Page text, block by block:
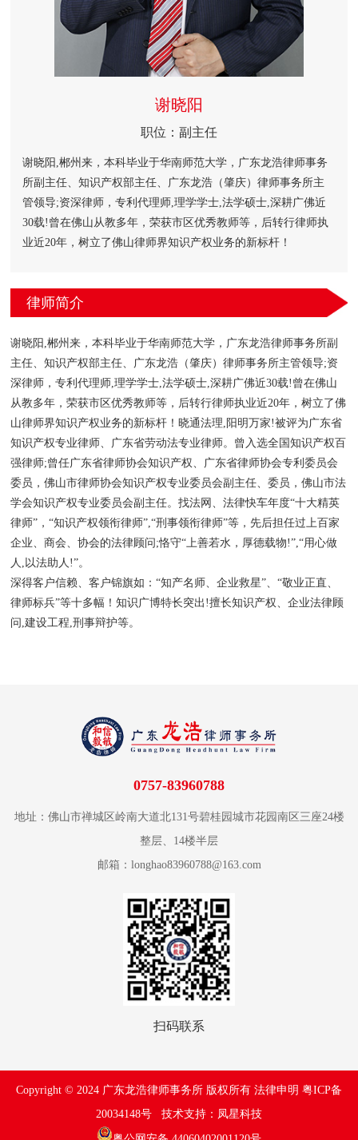
谢晓阳
职位：副主任
谢晓阳,郴州来，本科毕业于华南师范大学，广东龙浩律师事务
所副主任、知识产权部主任、广东龙浩（肇庆）律师事务所主
管领导;资深律师，专利代理师,理学学士,法学硕士,深耕广佛近
30载!曾在佛山从教多年，荣获市区优秀教师等，后转行律师执
业近20年，树立了佛山律师界知识产权业务的新标杆！
律师简介
谢晓阳,郴州来，本科毕业于华南师范大学，广东龙浩律师事务所副
主任、知识产权部主任、广东龙浩（肇庆）律师事务所主管领导;资
深律师，专利代理师,理学学士,法学硕士,深耕广佛近30载!曾在佛山
从教多年，荣获市区优秀教师等，后转行律师执业近20年，树立了佛
山律师界知识产权业务的新标杆！晓通法理,阳明万家!被评为广东省
知识产权专业律师、广东省劳动法专业律师。曾入选全国知识产权百
强律师;曾任广东省律师协会知识产权、广东省律师协会专利委员会
委员，佛山市律师协会知识产权专业委员会副主任、委员，佛山市法
学会知识产权专业委员会副主任。找法网、法律快车年度“十大精英
律师”，“知识产权领衔律师”,“刑事领衔律师”等，先后担任过上百家
企业、商会、协会的法律顾问;恪守“上善若水，厚德载物!”,“用心做
人,以法助人!”。
深得客户信赖、客户锦旗如：“知产名师、企业救星”、“敬业正直、
律师标兵”等十多幅！知识广博特长突出!擅长知识产权、企业法律顾
问,建设工程,刑事辩护等。
0757-83960788
地址：佛山市禅城区岭南大道北131号碧桂园城市花园南区三座24楼
整层、14楼半层
邮箱：longhao83960788@163.com
扫码联系
Copyright © 2024 广东龙浩律师事务所 版权所有 法律申明 粤ICP备
20034148号
技术支持： 凤星科技